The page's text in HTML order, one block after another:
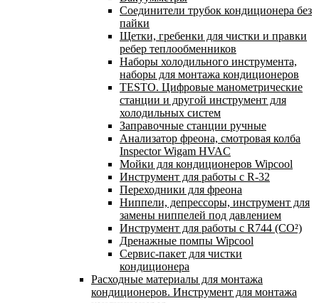
Соединители трубок кондиционера без
пайки
Щетки, гребенки для чистки и правки
ребер теплообменников
Наборы холодильного инструмента,
наборы для монтажа кондиционеров
TESTO. Цифровые манометрические
станции и другой инструмент для
холодильных систем
Заправочные станции ручные
Анализатор фреона, смотровая колба
Inspector Wigam HVAC
Мойки для кондиционеров Wipcool
Инструмент для работы с R-32
Переходники для фреона
Ниппели, депрессоры, инструмент для
замены ниппелей под давлением
Инструмент для работы с R744 (CO²)
Дренажные помпы Wipcool
Сервис-пакет для чистки
кондиционера
Расходные материалы для монтажа
кондиционеров. Инструмент для монтажа